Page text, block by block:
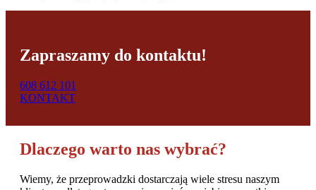
Zapraszamy do kontaktu!
608 612 101
KONTAKT
Dlaczego warto nas wybrać?
Wiemy, że przeprowadzki dostarczają wiele stresu naszym